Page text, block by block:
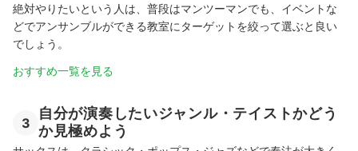
絶対やりたいという人は、普段はマンツーマンでも、イベントな
どでアンサンブルができる教室にターゲットを絞って選ぶと良い
でしょう。
おすすめ一覧を見る
3
自分が演奏したいジャンル・テイストかどう
か見極めよう